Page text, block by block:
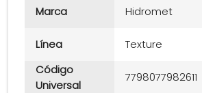
Marca Hidromet
Línea
Texture
Código
Universal
7798077982611